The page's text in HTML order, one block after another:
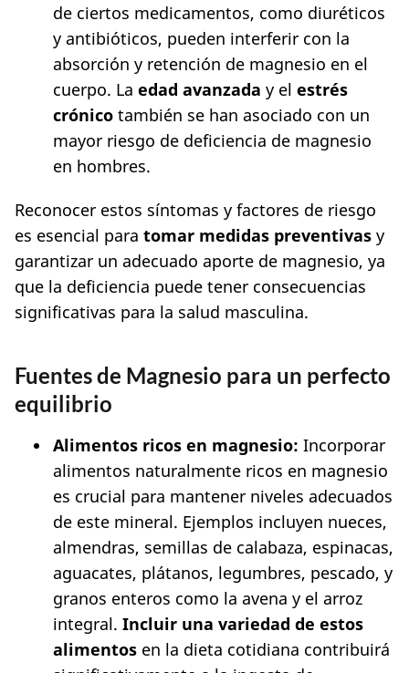
de ciertos medicamentos, como diuréticos
y antibióticos, pueden interferir con la
absorción y retención de magnesio en el
cuerpo. La edad avanzada y el estrés
crónico también se han asociado con un
mayor riesgo de deficiencia de magnesio
en hombres.
Reconocer estos síntomas y factores de riesgo
es esencial para tomar medidas preventivas y
garantizar un adecuado aporte de magnesio, ya
que la deficiencia puede tener consecuencias
significativas para la salud masculina.
Fuentes de Magnesio para un perfecto
equilibrio
Alimentos ricos en magnesio: Incorporar
alimentos naturalmente ricos en magnesio
es crucial para mantener niveles adecuados
de este mineral. Ejemplos incluyen nueces,
almendras, semillas de calabaza, espinacas,
aguacates, plátanos, legumbres, pescado, y
granos enteros como la avena y el arroz
integral. Incluir una variedad de estos
alimentos en la dieta cotidiana contribuirá